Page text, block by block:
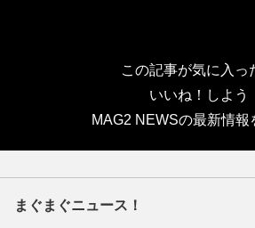
この記事が気に入っ
いいね！しよう
MAG2 NEWSの最新情報
まぐまぐニュース！